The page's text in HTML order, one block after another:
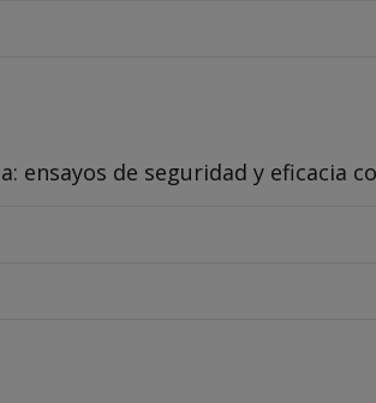
ensayos de seguridad y eficacia